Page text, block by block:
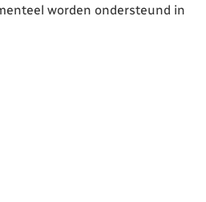
worden ondersteund in